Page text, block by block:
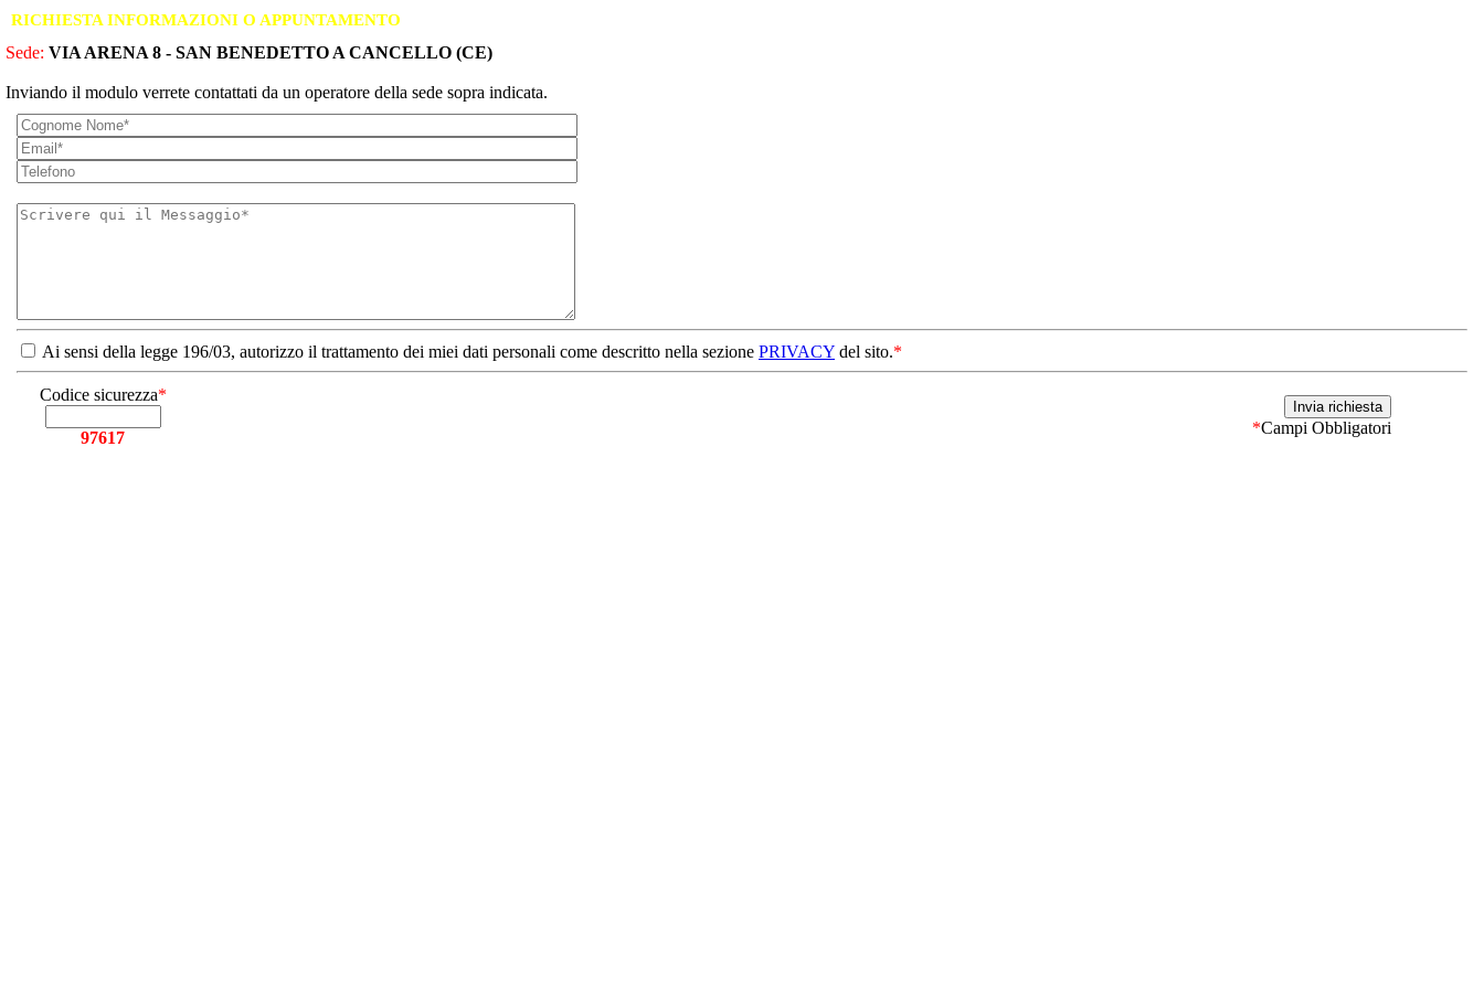
RICHIESTA INFORMAZIONI O APPUNTAMENTO
Sede: VIA ARENA 8 - SAN BENEDETTO A CANCELLO (CE)
Inviando il modulo verrete contattati da un operatore della sede sopra indicata.
Ai sensi della legge 196/03, autorizzo il trattamento dei miei dati personali come descritto nella sezione PRIVACY del sito.*
Codice sicurezza*
97617
*Campi Obbligatori